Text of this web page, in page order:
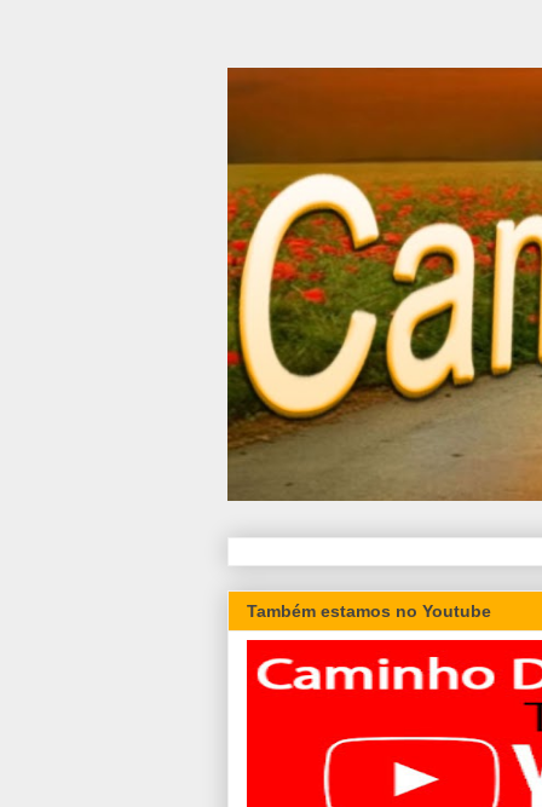
Também estamos no Youtube